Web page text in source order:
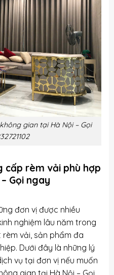
gian tại Hà Nội – Gọi
cấp rèm vải phù hợp
Gọi ngay
đơn vị được nhiều
nghiệm lâu năm trong
vải, sản phẩm đa
Dưới đây là những lý
vụ tại đơn vị nếu muốn
gian tại Hà Nội – Gọi